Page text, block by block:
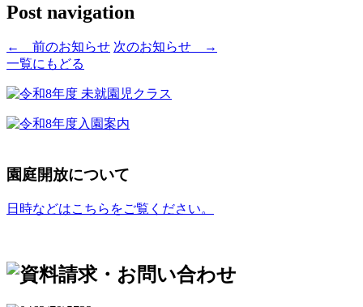
Post navigation
← 前のお知らせ 次のお知らせ
→
一覧にもどる
園庭開放について
日時などはこちらをご覧ください。